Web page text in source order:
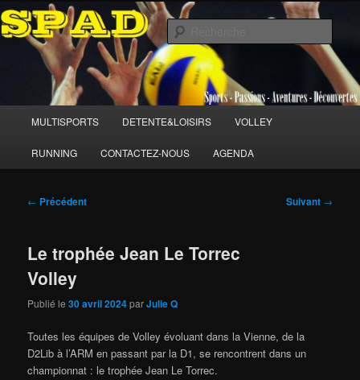
Aller
au
contenu
SPAD 86
Sports Passions Aventures et Découvertes
principal
MULTISPORTS DETENTE&LOISIRS VOLLEY
RUNNING CONTACTEZ-NOUS AGENDA
Navigation
← Précédent Suivant →
Le trophée Jean Le Torrec
Volley
Publié le30 avril 2024parJulie Q
Toutes les équipes de Volley évoluant dans la Vienne, de la
D2Lib à l’ARM en passant par la D1, se rencontrent dans un
championnat : le trophée Jean Le Torrec.